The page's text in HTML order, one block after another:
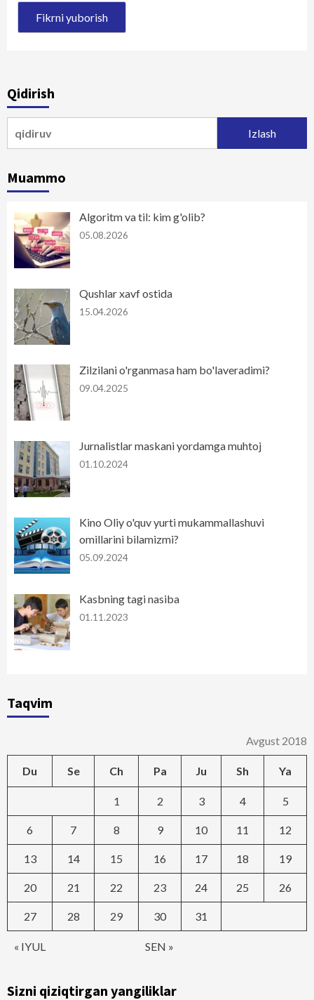
Qidirish
Muammo
Algoritm va til: kim g'olib?
05.08.2026
Qushlar xavf ostida
15.04.2026
Zilzilani o'rganmasa ham bo'laveradimi?
09.04.2025
Jurnalistlar maskani yordamga muhtoj
01.10.2024
Kino Oliy o'quv yurti mukammallashuvi
omillarini bilamizmi?
05.09.2024
Kasbning tagi nasiba
01.11.2023
Taqvim
Avgust 2018
Du Se Ch Pa Ju Sh Ya
« IYUL SEN »
1 2 3 4 5
6 7 8 9 10 11 12
13 14 15 16 17 18 19
20 21 22 23 24 25 26
27 28 29 30 31
Sizni qiziqtirgan yangiliklar